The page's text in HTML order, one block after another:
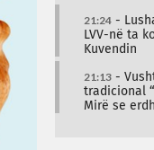
21:24 -
LVV-në ta
Kuvendin
21:13 -
tradicional
Mirë se